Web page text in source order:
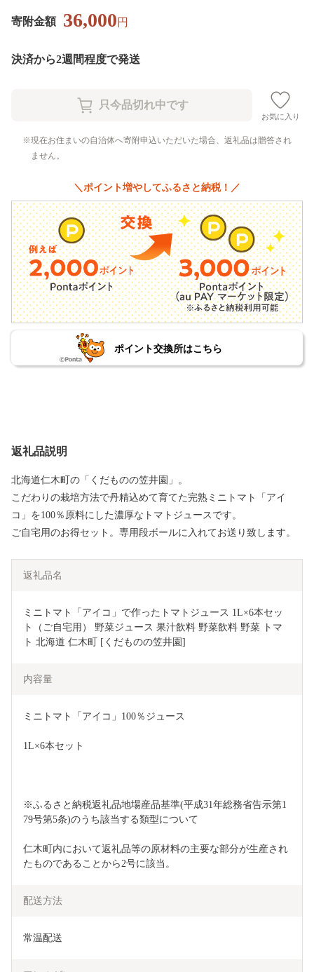
寄附金額 36,000円
決済から2週間程度で発送
お気に入り
現在お住まいの自治体へ寄附申込いただいた場合、返礼品は贈答され
ません。
＼ポイント増やしてふるさと納税！／
ポイント交換所はこちら
返礼品説明
北海道仁木町の「くだものの笠井園」。
こだわりの栽培方法で丹精込めて育てた完熟ミニトマト「アイ
コ」を100％原料にした濃厚なトマトジュースです。
ご自宅用のお得セット。専用段ボールに入れてお送り致します。
返礼品名
ミニトマト「アイコ」で作ったトマトジュース 1L×6本セッ
ト（ご自宅用） 野菜ジュース 果汁飲料 野菜飲料 野菜 トマ
ト 北海道 仁木町 [くだものの笠井園]
内容量
ミニトマト「アイコ」100％ジュース
1L×6本セット
※ふるさと納税返礼品地場産品基準(平成31年総務省告示第1
79号第5条)のうち該当する類型について
仁木町内において返礼品等の原材料の主要な部分が生産され
たものであることから2号に該当。
配送方法
常温配送